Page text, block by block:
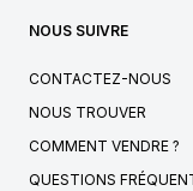
NOUS SUIVRE
CONTACTEZ-NOUS
NOUS TROUVER
COMMENT VENDRE ?
QUESTIONS